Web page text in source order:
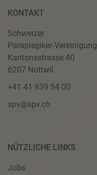
KONTAKT
Schweizer
Paraplegiker-Vereinigung
Kantonsstrasse 40
6207 Nottwil
+41 41 939 54 00
spv@spv.ch
NÜTZLICHE LINKS
Jobs